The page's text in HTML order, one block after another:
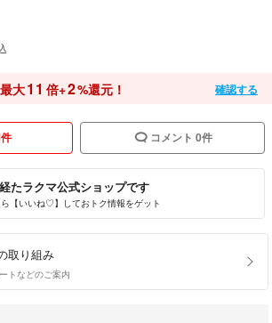
大11 倍+2%還元！ 確認する
コメント 0件
たラクマ公式ショップです
【いいね♡】しておトク情報をゲット
取り組み
トなどのご案内